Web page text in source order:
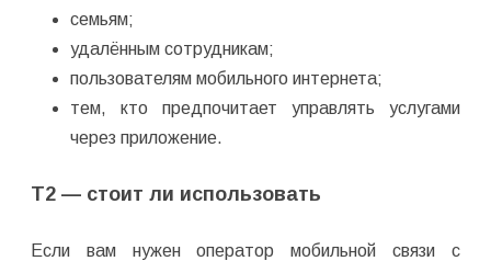
семьям;
удалённым сотрудникам;
пользователям мобильного интернета;
тем, кто предпочитает управлять услугами
через приложение.
T2 — стоит ли использовать
Если вам нужен оператор мобильной связи с